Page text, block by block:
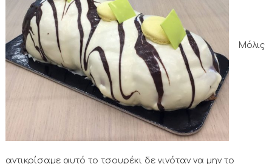
Μόλις
αντικρίσαμε αυτό το τσουρέκι δε γινόταν να μην το